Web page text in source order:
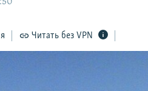
Читать без VPN